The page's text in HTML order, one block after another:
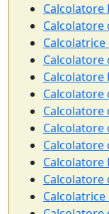
Calcolatore
Calcolatore
Calcolatrice
Calcolatore
Calcolatore
Calcolatore
Calcolatore
Calcolatore
Calcolatore
Calcolatore
Calcolatore